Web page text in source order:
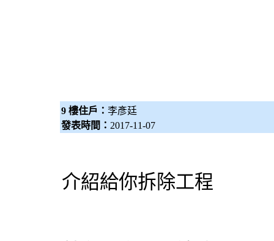
9 樓住戶： 李彥廷
發表時間： 2017-11-07
介紹給你拆除工程